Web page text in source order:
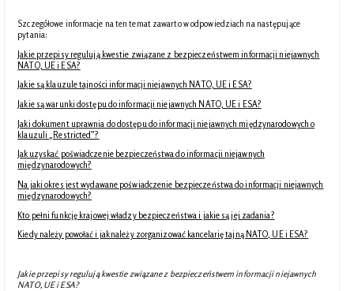
Szczegółowe informacje na ten temat zawarto w odpowiedziach na następujące
pytania:
Jakie przepisy regulują kwestie związane z bezpieczeństwem informacji niejawnych
NATO, UE i ESA?
Jakie są klauzule tajności informacji niejawnych NATO, UE i ESA?
Jakie są warunki dostępu do informacji niejawnych NATO, UE i ESA?
Jaki dokument uprawnia do dostępu do informacji niejawnych międzynarodowych o
klauzuli „Restricted”?
Jak uzyskać poświadczenie bezpieczeństwa do informacji niejawnych
międzynarodowych?
Na jaki okres jest wydawane poświadczenie bezpieczeństwa do informacji niejawnych
międzynarodowych?
Kto pełni funkcję krajowej władzy bezpieczeństwa i jakie są jej zadania?
Kiedy należy powołać i jak należy zorganizować kancelarię tajną NATO, UE i ESA?
Jakie przepisy regulują kwestie związane z bezpieczeństwem informacji niejawnych
NATO, UE i ESA?